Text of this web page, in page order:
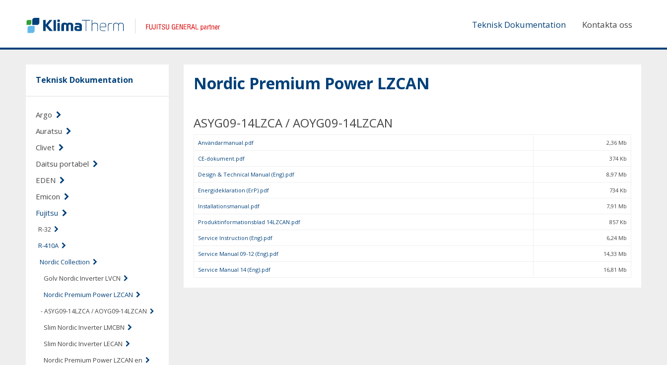
Teknisk Dokumentation Kontakta oss
Teknisk Dokumentation
Argo
Auratsu
Clivet
Daitsu portabel
EDEN
Emicon
Fujitsu
R-32
R-410A
Nordic Collection
Golv Nordic Inverter LVCN
Nordic Premium Power LZCAN
- ASYG09-14LZCA / AOYG09-14LZCAN
Slim Nordic Inverter LMCBN
Slim Nordic Inverter LECAN
Nordic Premium Power LZCAN en
Nordic Premium Power LZCAN
ASYG09-14LZCA / AOYG09-14LZCAN
Användarmanual.pdf 2,36 Mb
CE-dokument.pdf 374 Kb
Design & Technical Manual (Eng).pdf 8,97 Mb
Energideklaration (ErP).pdf 734 Kb
Installationsmanual.pdf 7,91 Mb
Produktinformationsblad 14LZCAN.pdf 857 Kb
Service Instruction (Eng).pdf 6,24 Mb
Service Manual 09-12 (Eng).pdf 14,33 Mb
Service Manual 14 (Eng).pdf 16,81 Mb